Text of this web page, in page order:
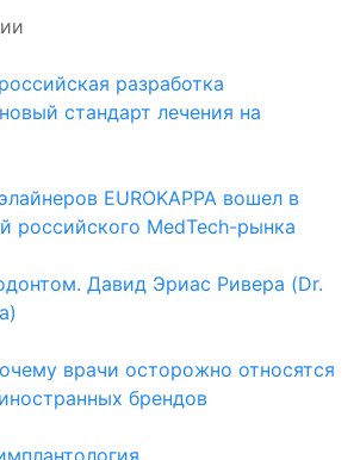
разработка
стандарт лечения на
EUROKAPPA вошел в
российского MedTech-рынка
Давид Эриас Ривера (Dr.
врачи осторожно относятся
брендов